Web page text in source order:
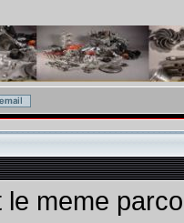
le meme